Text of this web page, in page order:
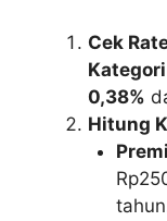
Cek
0,38%
Hitung